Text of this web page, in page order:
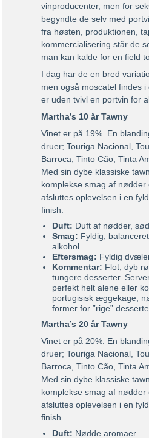
vinproducenter, men for
begyndte de selv med
fra høsten, produktionen,
kommercialisering står de
man kan kalde for en field
I dag har de en bred
men også moscatel findes
er uden tvivl en portvin for
Martha’s 10 år Tawny
Vinet er på 19%. En
druer; Touriga Nacional,
Barroca, Tinto Cão, Tinta
Med sin dybe klassiske
komplekse smag af nødder
afsluttes oplevelsen i en
finish.
Duft: Duft af nødder,
Smag: Fyldig,
alkohol
Eftersmag: Fyldig
Kommentar: Flot, dyb
tungere desserter.
perfekt helt alene eller
portugisisk æggekage,
former for ”rige”
Martha’s 20 år Tawny
Vinet er på 20%. En
druer; Touriga Nacional,
Barroca, Tinto Cão, Tinta
Med sin dybe klassiske
komplekse smag af nødder
afsluttes oplevelsen i en
finish.
Duft: Nødde aromaer